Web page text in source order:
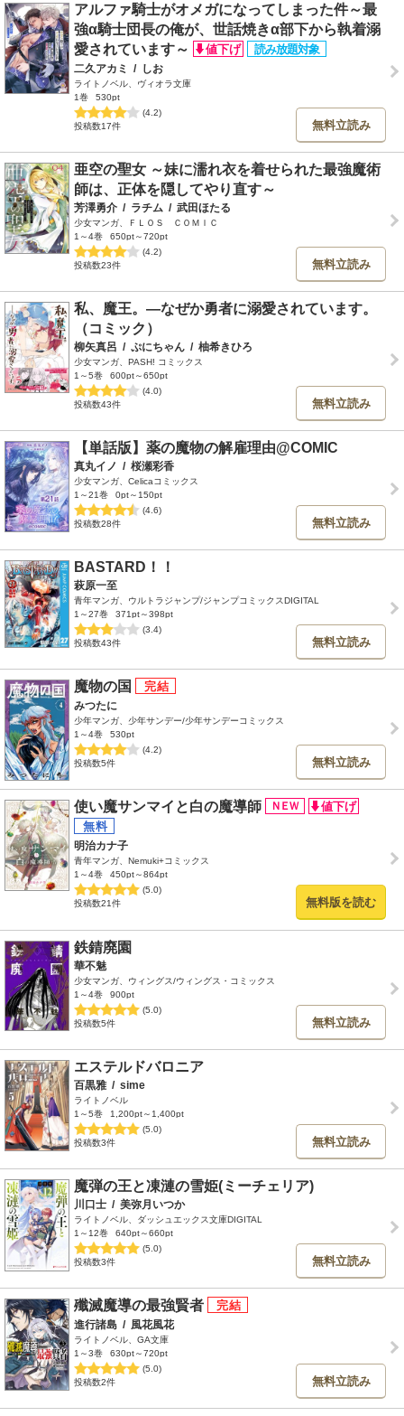
アルファ騎士がオメガになってしまった件～最
強α騎士団長の俺が、世話焼きα部下から執着溺
愛されています～
二久アカミ / しお
ライトノベル、ヴィオラ文庫
1巻
530pt
(4.2)
投稿数17件
無料立読み
亜空の聖女 ～妹に濡れ衣を着せられた最強魔術
師は、正体を隠してやり直す～
芳澤勇介 / ラチム / 武田ほたる
少女マンガ、ＦＬＯＳ ＣＯＭＩＣ
1～4巻
650pt～720pt
(4.2)
投稿数23件
無料立読み
私、魔王。―なぜか勇者に溺愛されています。
（コミック）
柳矢真呂 / ぷにちゃん / 柚希きひろ
少女マンガ、PASH! コミックス
1～5巻
600pt～650pt
(4.0)
投稿数43件
無料立読み
【単話版】薬の魔物の解雇理由@COMIC
真丸イノ / 桜瀬彩香
少女マンガ、Celicaコミックス
1～21巻
0pt～150pt
(4.6)
投稿数28件
無料立読み
BASTARD！！
萩原一至
青年マンガ、ウルトラジャンプ/ジャンプコミックスDIGITAL
1～27巻
371pt～398pt
(3.4)
投稿数43件
無料立読み
魔物の国
みつたに
少年マンガ、少年サンデー/少年サンデーコミックス
1～4巻
530pt
(4.2)
投稿数5件
無料立読み
使い魔サンマイと白の魔導師
明治カナ子
青年マンガ、Nemuki+コミックス
1～4巻
450pt～864pt
(5.0)
投稿数21件
無料版を読む
鉄錆廃園
華不魅
少女マンガ、ウィングス/ウィングス・コミックス
1～4巻
900pt
(5.0)
投稿数5件
無料立読み
エステルドバロニア
百黒雅 / sime
ライトノベル
1～5巻
1,200pt～1,400pt
(5.0)
投稿数3件
無料立読み
魔弾の王と凍漣の雪姫(ミーチェリア)
川口士 / 美弥月いつか
ライトノベル、ダッシュエックス文庫DIGITAL
1～12巻
640pt～660pt
(5.0)
投稿数3件
無料立読み
殲滅魔導の最強賢者
進行諸島 / 風花風花
ライトノベル、GA文庫
1～3巻
630pt～720pt
(5.0)
投稿数2件
無料立読み